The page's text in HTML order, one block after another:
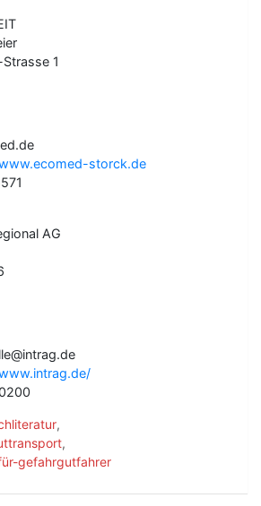
1
storck.de
AG
,
,
gefahrgutfahrer